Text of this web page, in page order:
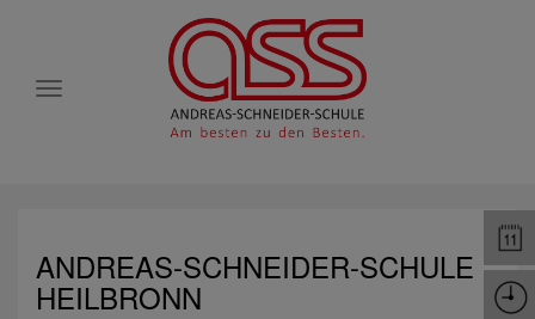
Toggle
ANDREAS-SCHNEIDER-SCHULE
HEILBRONN